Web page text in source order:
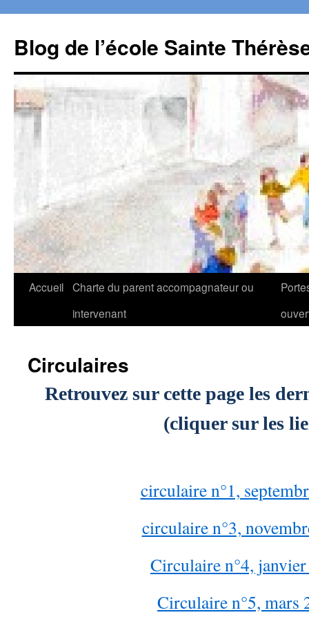
contenu
Blog de l’école Sainte
Accueil Charte du parent accompagnateur ou
intervenant
Circulaires
Retrouvez sur cette page les
(cliquer sur les
circulaire n°1,
circulaire n°3,
Circulaire n°4,
Circulaire n°5, mars